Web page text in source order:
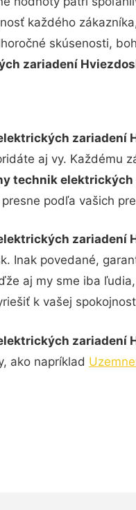
každého
skúsenosti,
zariadení
zariadení
aj vy. Každému
technik
podľa vašich
zariadení
Inak povedané,
aj my sme iba
k vašej
zariadení
ako napríklad